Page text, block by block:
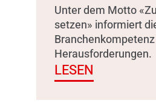
Unter dem Motto
setzen» informiert
Herausforderungen.
LESEN